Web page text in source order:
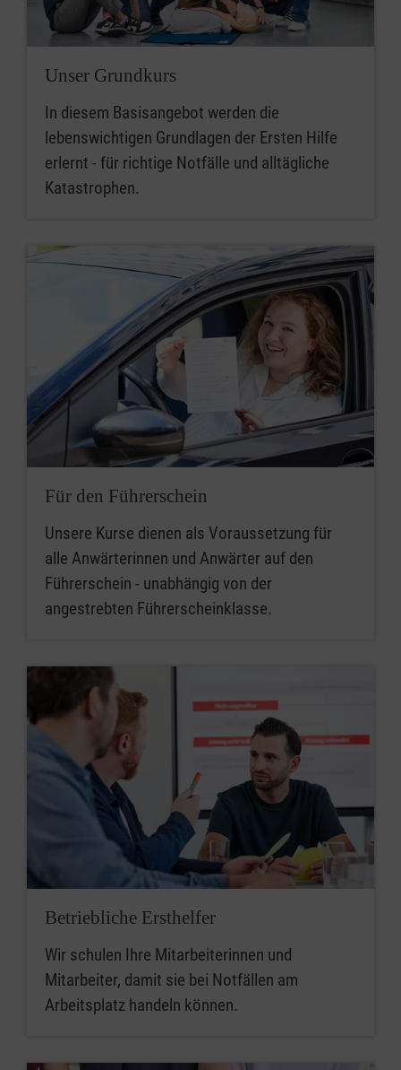
Unser Grundkurs
In diesem Basisangebot werden die
lebenswichtigen Grundlagen der Ersten Hilfe
erlernt - für richtige Notfälle und alltägliche
Katastrophen.
Für den Führerschein
Unsere Kurse dienen als Voraussetzung für
alle Anwärterinnen und Anwärter auf den
Führerschein - unabhängig von der
angestrebten Führerscheinklasse.
Betriebliche Ersthelfer
Wir schulen Ihre Mitarbeiterinnen und
Mitarbeiter, damit sie bei Notfällen am
Arbeitsplatz handeln können.